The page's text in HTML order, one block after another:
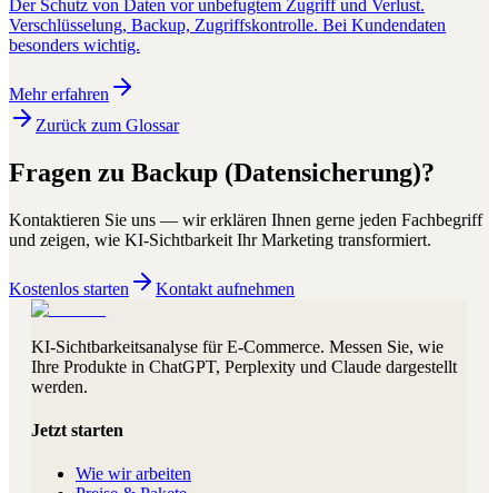
Der Schutz von Daten vor unbefugtem Zugriff und Verlust.
Verschlüsselung, Backup, Zugriffskontrolle. Bei Kundendaten
besonders wichtig.
Mehr erfahren
Zurück zum Glossar
Fragen zu Backup (Datensicherung)?
Kontaktieren Sie uns — wir erklären Ihnen gerne jeden Fachbegriff
und zeigen, wie KI-Sichtbarkeit Ihr Marketing transformiert.
Kostenlos starten Kontakt aufnehmen
KI-Sichtbarkeitsanalyse für E-Commerce. Messen Sie, wie
Ihre Produkte in ChatGPT, Perplexity und Claude dargestellt
werden.
Jetzt starten
Wie wir arbeiten